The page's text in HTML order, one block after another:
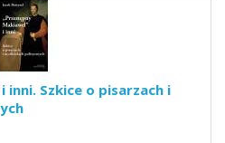
inni. Szkice o pisarzach i